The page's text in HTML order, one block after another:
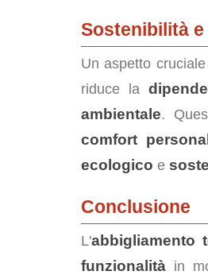
Sostenibilità
Un aspetto cruciale
riduce la
ambientale.
comfort
ecologico e
Conclusione
L'abbigliamento
funzionalità in